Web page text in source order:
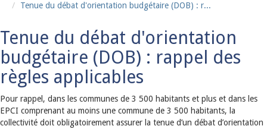
Tenue du débat d'orientation budgétaire (DOB) : r...
Tenue du débat d'orientation
budgétaire (DOB) : rappel des
règles applicables
Pour rappel, dans les communes de 3 500 habitants et plus et dans les
EPCI comprenant au moins une commune de 3 500 habitants, la
collectivité doit obligatoirement assurer la tenue d’un débat d’orientation